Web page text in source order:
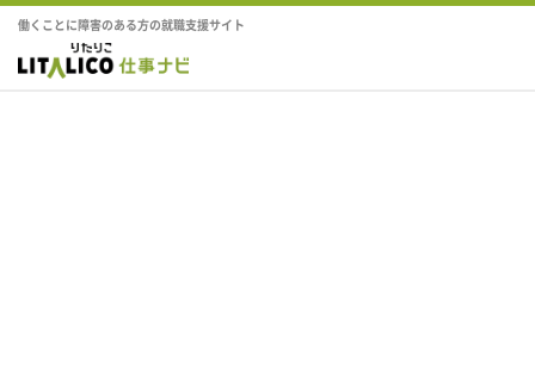
働くことに障害のある方の就職支援サイト